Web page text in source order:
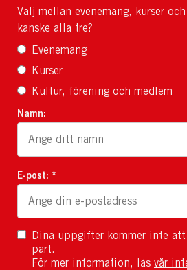
Välj mellan evenemang, kurser
kanske alla tre?
Evenemang
Kurser
Kultur, förening och medlem
Namn:
E-post: *
Dina uppgifter kommer inte att
part.
För mer information, läs vår